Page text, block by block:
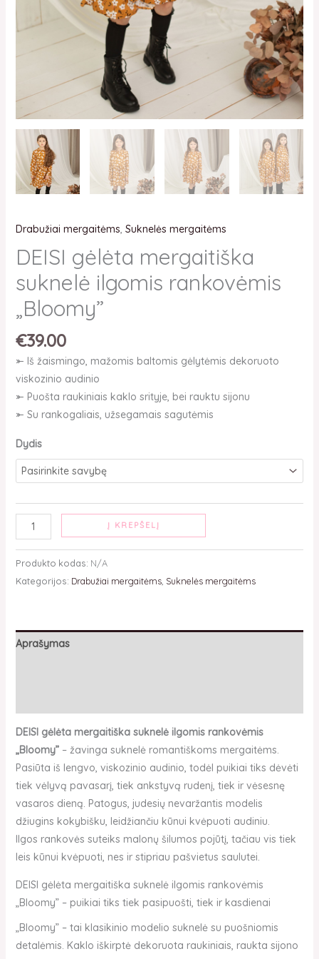
Drabužiai mergaitėms Suknelės mergaitėms
DEISI gėlėta mergaitiška
suknelė ilgomis rankovėmis
„Bloomy”
€39.00
⤜ Iš žaismingo, mažomis baltomis gėlytėmis dekoruoto
viskozinio audinio
⤜ Puošta raukiniais kaklo srityje, bei rauktu sijonu
⤜ Su rankogaliais, užsegamais sagutėmis
Dydis
Į KREPŠELĮ
Produkto kodas: N/A
Kategorijos: Drabužiai mergaitėms, Suknelės mergaitėms
Aprašymas
DEISI gėlėta mergaitiška suknelė ilgomis rankovėmis
„Bloomy” – žavinga suknelė romantiškoms mergaitėms.
Pasiūta iš lengvo, viskozinio audinio, todėl puikiai tiks dėvėti
tiek vėlyvą pavasarį, tiek ankstyvą rudenį, tiek ir vėsesnę
vasaros dieną. Patogus, judesių nevaržantis modelis
džiugins kokybišku, leidžiančiu kūnui kvėpuoti audiniu.
Ilgos rankovės suteiks malonų šilumos pojūtį, tačiau vis tiek
leis kūnui kvėpuoti, nes ir stipriau pašvietus saulutei.
DEISI gėlėta mergaitiška suknelė ilgomis rankovėmis
„Bloomy” – puikiai tiks tiek pasipuošti, tiek ir kasdienai
„Bloomy” – tai klasikinio modelio suknelė su puošniomis
detalėmis. Kaklo iškirptė dekoruota raukiniais, raukta sijono